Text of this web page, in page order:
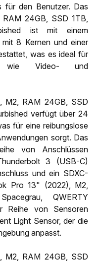
für den Benutzer. Das
24GB, SSD 1TB,
ist mit einem
8 Kernen und einer
was es ideal für
wie Video- und
M2, RAM 24GB, SSD
verfügt über 24
für eine reibungslose
sorgt. Das
von Anschlüssen
3 (USB-C)
und ein SDXC-
Pro 13" (2022), M2,
QWERTY
Reihe von Sensoren
Light Sensor, der die
anpasst.
M2, RAM 24GB, SSD